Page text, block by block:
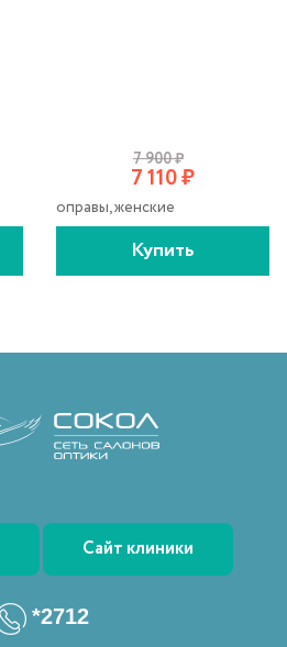
7 900₽
7 110₽
оправы, женские
Купить
Сайт клиники
*2712